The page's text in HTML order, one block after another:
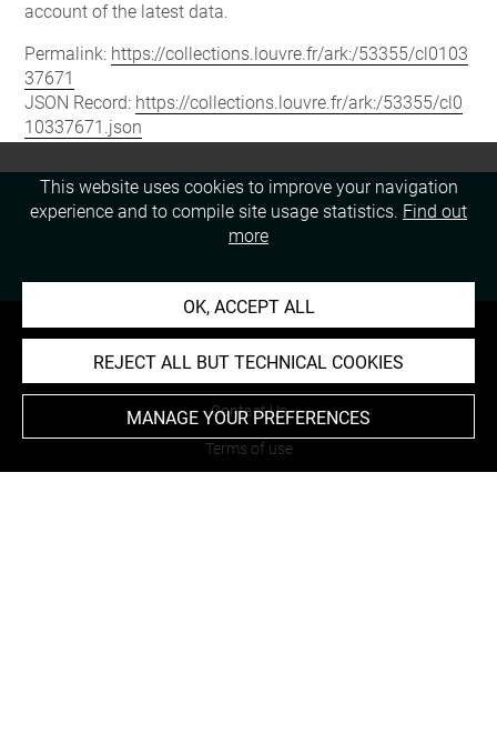
account of the latest data.
Permalink: https://collections.louvre.fr/ark:/53355/cl0103
37671
JSON Record: https://collections.louvre.fr/ark:/53355/cl0
10337671.json
About
Contact Us
Terms of use
This website uses cookies to improve your navigation
experience and to compile site usage statistics. Find out
more
OK, ACCEPT ALL
REJECT ALL BUT TECHNICAL COOKIES
MANAGE YOUR PREFERENCES